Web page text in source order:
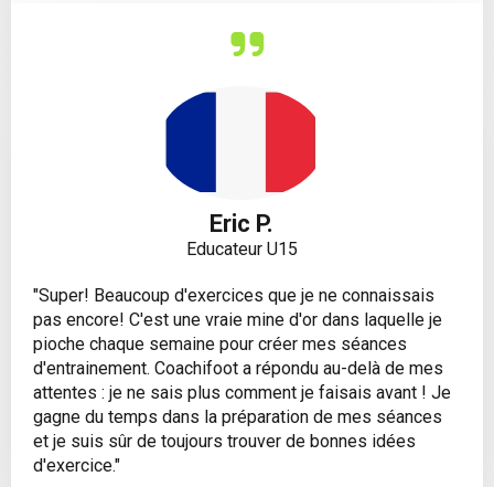
Eric P.
Educateur U15
"Super! Beaucoup d'exercices que je ne connaissais
pas encore! C'est une vraie mine d'or dans laquelle je
pioche chaque semaine pour créer mes séances
d'entrainement. Coachifoot a répondu au-delà de mes
attentes : je ne sais plus comment je faisais avant ! Je
gagne du temps dans la préparation de mes séances
et je suis sûr de toujours trouver de bonnes idées
d'exercice."